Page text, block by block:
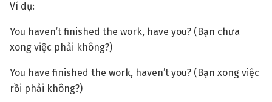
Ví dụ:
You haven’t finished the work, have you? (Bạn chưa
xong việc phải không?)
You have finished the work, haven’t you? (Bạn xong việc
rồi phải không?)